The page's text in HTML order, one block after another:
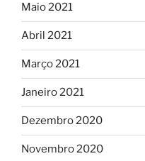
Maio 2021
Abril 2021
Março 2021
Janeiro 2021
Dezembro 2020
Novembro 2020